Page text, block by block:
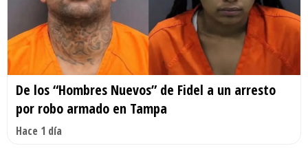
De los “Hombres Nuevos” de Fidel a un arresto
por robo armado en Tampa
Hace 1 día